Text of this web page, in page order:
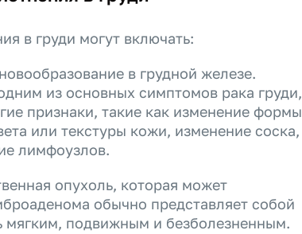
в груди могут включать:
в грудной железе.
из основных симптомов рака груди,
признаки, такие как изменение формы
или текстуры кожи, изменение соска,
лимфоузлов.
опухоль, которая может
обычно представляет собой
мягким, подвижным и безболезненным.